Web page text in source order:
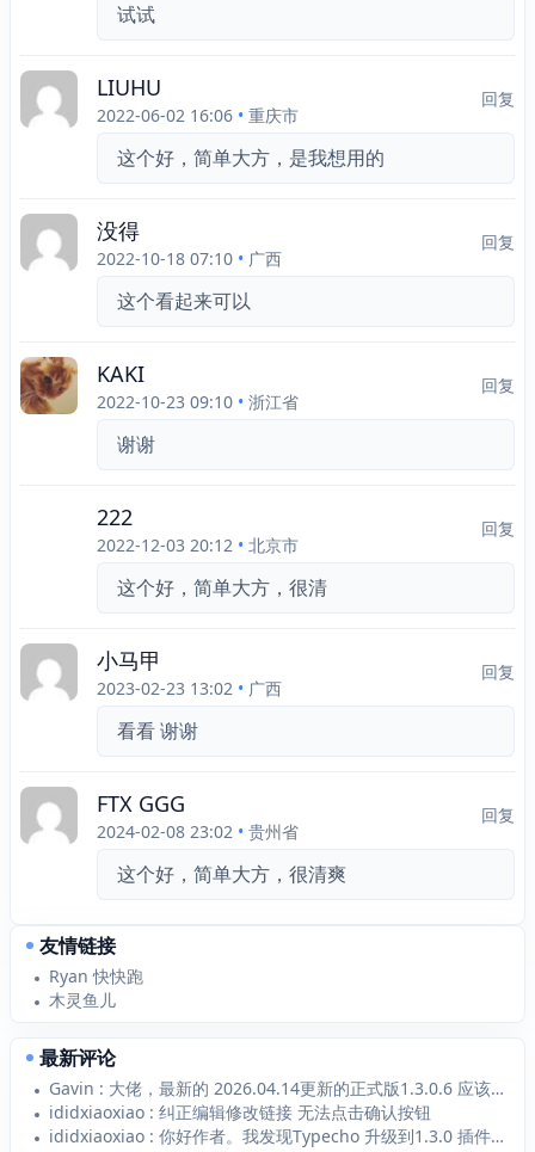
试试
LIUHU
2022-06-02 16:06 • 重庆市
回复
这个好，简单大方，是我想用的
没得
2022-10-18 07:10 • 广西
回复
这个看起来可以
KAKI
2022-10-23 09:10 • 浙江省
回复
谢谢
222
2022-12-03 20:12 • 北京市
回复
这个好，简单大方，很清
小马甲
2023-02-23 13:02 • 广西
回复
看看 谢谢
FTX GGG
2024-02-08 23:02 • 贵州省
回复
这个好，简单大方，很清爽
友情链接
Ryan 快快跑
木灵鱼儿
最新评论
Gavin : 大佬，最新的 2026.04.14更新的正式版1.3.0.6 应该支持 Typecho1...
ididxiaoxiao : 纠正编辑修改链接 无法点击确认按钮
ididxiaoxiao : 你好作者。我发现Typecho 升级到1.3.0 插件1.2.1无法添加新的链接 添加...